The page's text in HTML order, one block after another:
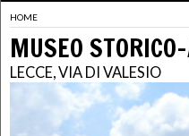
HOME
MUSEO
LECCE, VIA DI VALESIO